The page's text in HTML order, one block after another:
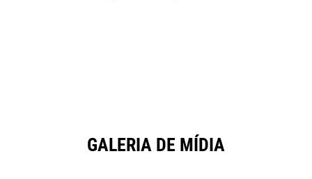
GALERIA DE MÍDIA